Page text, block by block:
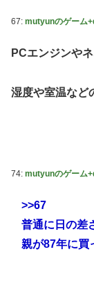
67: mutyunのゲーム
PCエンジンや
湿度や室温など
74: mutyunのゲーム
>>67
普通に日の差
親が87年に買